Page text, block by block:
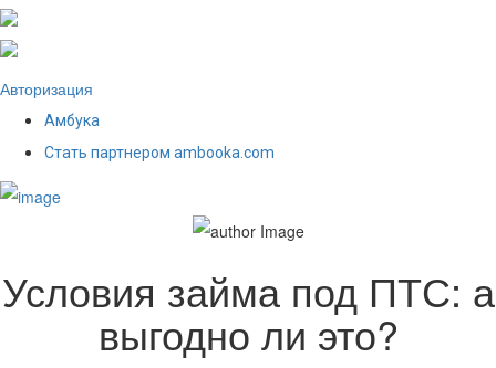
Авторизация
Амбука
Стать партнером ambooka.com
Условия займа под ПТС: а
выгодно ли это?